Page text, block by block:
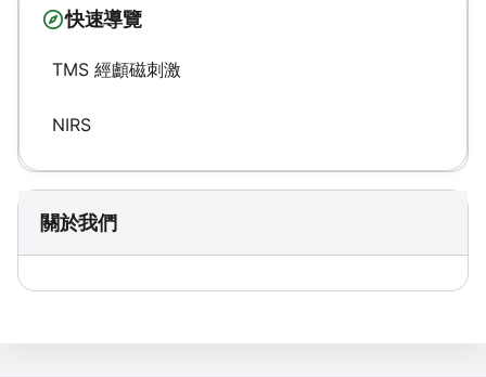
快速導覽
TMS 經顱磁刺激
NIRS
關於我們